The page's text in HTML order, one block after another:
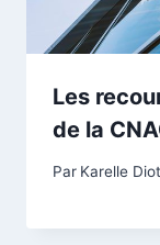
Les
de la
Par Karelle Diot